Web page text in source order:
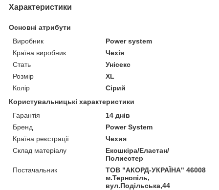
Характеристики
Основні атрибути
Виробник
Power system
Країна виробник
Чехія
Стать
Унісекс
Розмір
XL
Колір
Сірий
Користувальницькі характеристики
Гарантія
14 днів
Бренд
Power System
Країна реєстрації
Чехия
Склад матеріалу
Екошкіра/Еластан/
Полиестер
Постачальник
ТОВ "АКОРД-УКРАЇНА" 46008
м.Тернопіль,
вул.Подільська,44